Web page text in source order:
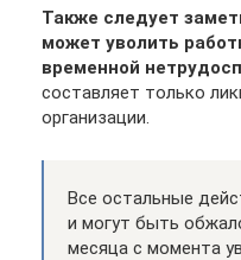
Также следует
может уволить
временной
составляет только
организации.
Все остальные
и могут быть
месяца с момента